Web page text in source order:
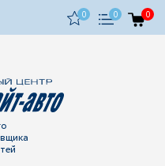
0 0 0